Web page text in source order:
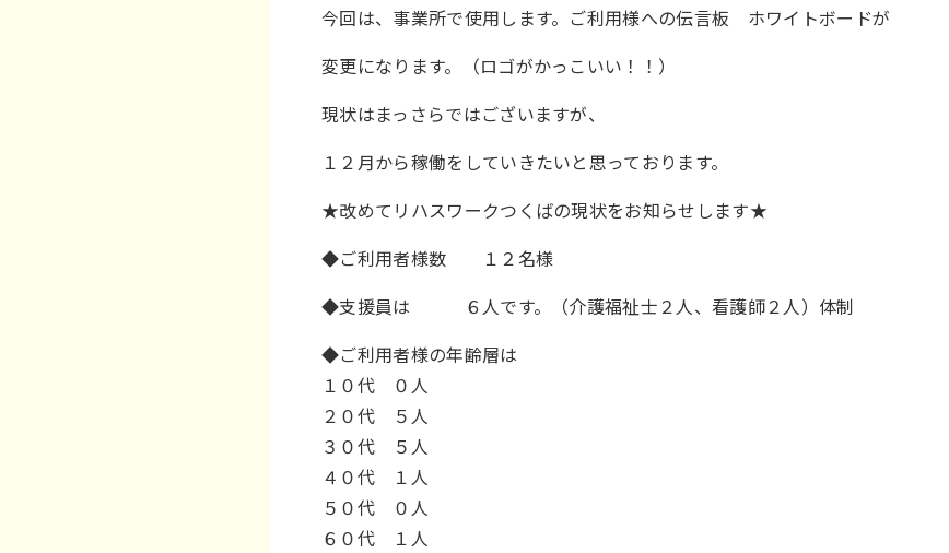
今回は、事業所で使用します。ご利用様への伝言板 ホワイトボードが
変更になります。（ロゴがかっこいい！！）
現状はまっさらではございますが、
１２月から稼働をしていきたいと思っております。
★改めてリハスワークつくばの現状をお知らせします★
◆ご利用者様数 １２名様
◆支援員は ６人です。（介護福祉士２人、看護師２人）体制
◆ご利用者様の年齢層は
１０代 ０人
２０代 ５人
３０代 ５人
４０代 １人
５０代 ０人
６０代 １人